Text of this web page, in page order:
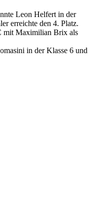
Leon Helfert in der
erreichte den 4. Platz.
mit Maximilian Brix als
in der Klasse 6 und